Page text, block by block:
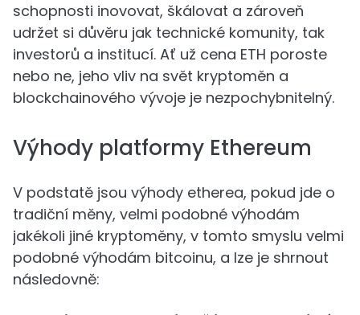
schopnosti inovovat, škálovat a zároveň
udržet si důvěru jak technické komunity, tak
investorů a institucí. Ať už cena ETH poroste
nebo ne, jeho vliv na svět kryptoměn a
blockchainového vývoje je nezpochybnitelný.
Výhody platformy Ethereum
V podstatě jsou výhody etherea, pokud jde o
tradiční měny, velmi podobné výhodám
jakékoli jiné kryptoměny, v tomto smyslu velmi
podobné výhodám bitcoinu, a lze je shrnout
následovně: